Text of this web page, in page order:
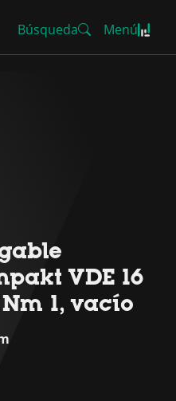
Búsqueda Menú
VDE 16
1, vacío